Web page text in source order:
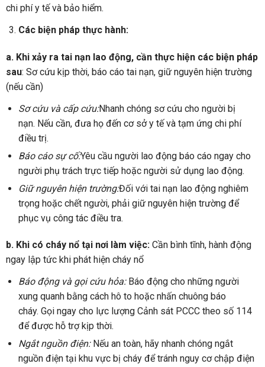
chi phí y tế và bảo hiểm.
Các biện pháp thực hành:
a. Khi xảy ra tai nạn lao động, cần thực hiện các biện pháp
sau: Sơ cứu kịp thời, báo cáo tai nạn, giữ nguyên hiện trường
(nếu cần)
Sơ cứu và cấp cứu:Nhanh chóng sơ cứu cho người bị
nạn. Nếu cần, đưa họ đến cơ sở y tế và tạm ứng chi phí
điều trị.
Báo cáo sự cố:Yêu cầu người lao động báo cáo ngay cho
người phụ trách trực tiếp hoặc người sử dụng lao động.
Giữ nguyên hiện trường:Đối với tai nạn lao động nghiêm
trọng hoặc chết người, phải giữ nguyên hiện trường để
phục vụ công tác điều tra.
b. Khi có cháy nổ tại nơi làm việc: Cần bình tĩnh, hành động
ngay lập tức khi phát hiện cháy nổ
Báo động và gọi cứu hỏa:Báo động cho những người
xung quanh bằng cách hô to hoặc nhấn chuông báo
cháy. Gọi ngay cho lực lượng Cảnh sát PCCC theo số 114
để được hỗ trợ kịp thời.
Ngắt nguồn điện:Nếu an toàn, hãy nhanh chóng ngắt
nguồn điện tại khu vực bị cháy để tránh nguy cơ chập điện